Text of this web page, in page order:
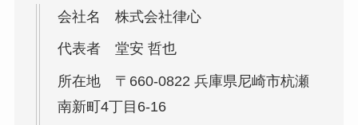
会社名 株式会社律心
代表者 堂安 哲也
所在地 〒660-0822 兵庫県尼崎市杭瀬
南新町4丁目6-16